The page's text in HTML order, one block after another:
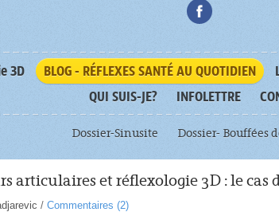
3D BLOG - RÉFLEXES SANTÉ AU QUOTIDIEN
QUI SUIS-JE?
INFOLETTRE
Dossier-Sinusite Dossier- Bouffées
articulaires et réflexologie 3D : le cas
/ Commentaires (2)